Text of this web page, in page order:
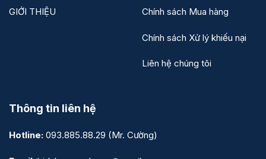
GIỚI THIỆU Chính sách Mua hàng
Chính sách Xử lý khiếu nại
Liên hệ chúng tôi
Thông tin liên hệ
Hotline: 093.885.88.29 (Mr. Cường)